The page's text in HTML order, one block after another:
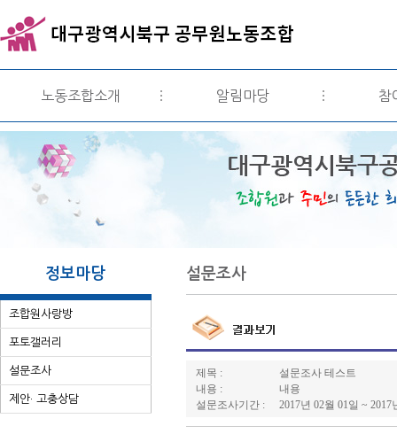
노동조합소개 알림마당 참
정보마당
조합원사랑방
포토갤러리
설문조사
제안· 고충상담
설문조사
제목 :
설문조사 테스트
내용 :
내용
설문조사기간 :
2017년 02월 01일 ~ 2017